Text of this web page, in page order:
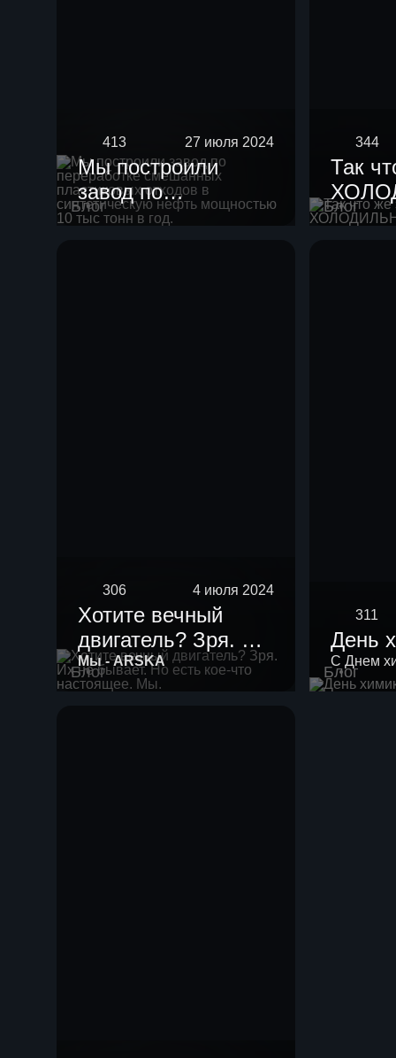
Блог
413 27 июля 2024
Мы построили
завод по
переработке
Блог
344
Так
Блог
306 4 июля 2024
Хотите вечный
двигатель? Зря. Их
не бывает. Но есть
кое-что настоящее.
Мы - ARSKA
Блог
311
День
С Днем